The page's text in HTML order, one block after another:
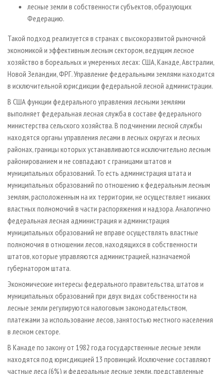
лесные земли в собственности субъектов, образующих
Федерацию.
Такой подход реализуется в странах с высокоразвитой рыночной
экономикой и эффективным лесным сектором, ведущим лесное
хозяйство в бореальных и умеренных лесах: США, Канаде, Австралии,
Новой Зеландии, ФРГ. Управление федеральными землями находится
в исключительной юрисдикции федеральной лесной администрации.
В США функции федерального управления лесными землями
выполняет федеральная лесная служба в составе федерального
министерства сельского хозяйства. В подчинении лесной службы
находятся органы управления лесами в лесных округах и лесных
районах, границы которых устанавливаются исключительно лесным
районированием и не совпадают с границами штатов и
муниципальных образований. То есть администрация штата и
муниципальных образований по отношению к федеральным лесным
землям, расположенным на их территории, не осуществляет никаких
властных полномочий в части распоряжения и надзора. Аналогично
федеральная лесная администрация и администрация
муниципальных образований не вправе осуществлять властные
полномочия в отношении лесов, находящихся в собственности
штатов, которые управляются администрацией, назначаемой
губернатором штата.
Экономические интересы федерального правительства, штатов и
муниципальных образований при двух видах собственности на
лесные земли регулируются налоговым законодательством,
платежами за использование лесов, занятостью местного населения
в лесном секторе.
В Канаде по закону от 1982 года государственные лесные земли
находятся под юрисдикцией 13 провинций. Исключение составляют
частные леса (6%) и федеральные лесные земли, представленные